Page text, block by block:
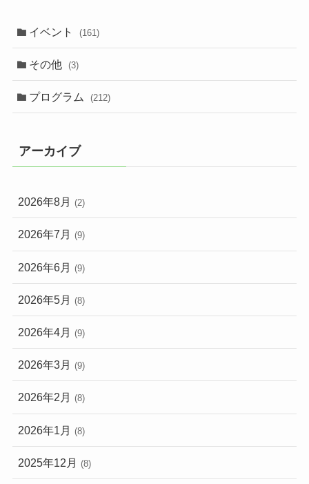
イベント (161)
その他 (3)
プログラム (212)
アーカイブ
2026年8月 (2)
2026年7月 (9)
2026年6月 (9)
2026年5月 (8)
2026年4月 (9)
2026年3月 (9)
2026年2月 (8)
2026年1月 (8)
2025年12月 (8)